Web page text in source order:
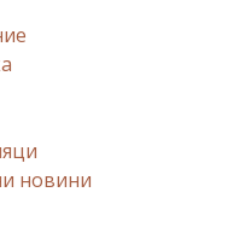
новини